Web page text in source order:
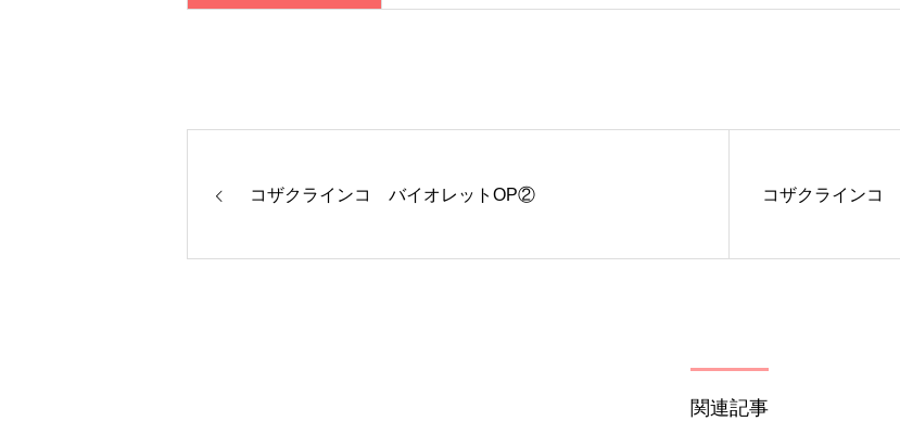
コザクラインコ バイオレットOP② コザクラインコ
関連記事